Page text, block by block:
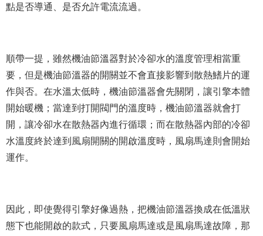
點是否導通、是否允許電流流過。
順帶一提，雖然機油節溫器對於冷卻水的溫度管理相當重
要，但是機油節溫器的開關並不會直接影響到散熱鰭片的運
作與否。在水溫太低時，機油節溫器會先關閉，讓引擎本體
開始暖機；當達到打開閥門的溫度時，機油節溫器就會打
開，讓冷卻水在散熱器內進行循環；而在散熱器內部的冷卻
水溫度終於達到風扇開關的開啟溫度時，風扇馬達則會開始
運作。
因此，即使覺得引擎好像過熱，把機油節溫器換成在低溫狀
態下也能開啟的款式，只要風扇馬達或是風扇馬達故障，那